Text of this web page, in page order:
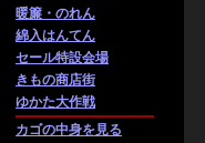
暖簾・のれん
綿入はんてん
セール特設会場
きもの商店街
ゆかた大作戦
カゴの中身を見る